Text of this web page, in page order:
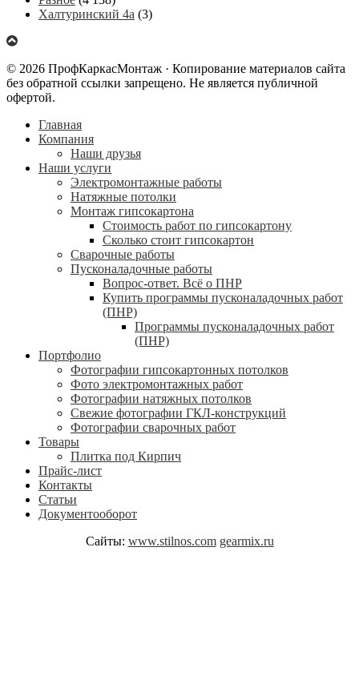
Халтуринский 4а (3)
© 2026 ПрофКаркасМонтаж · Копирование материалов сайта
без обратной ссылки запрещено. Не является публичной
офертой.
Главная
Компания
Наши друзья
Наши услуги
Электромонтажные работы
Натяжные потолки
Монтаж гипсокартона
Стоимость работ по гипсокартону
Сколько стоит гипсокартон
Сварочные работы
Пусконаладочные работы
Вопрос-ответ. Всё о ПНР
Купить программы пусконаладочных работ
(ПНР)
Программы пусконаладочных работ
(ПНР)
Портфолио
Фотографии гипсокартонных потолков
Фото электромонтажных работ
Фотографии натяжных потолков
Свежие фотографии ГКЛ-конструкций
Фотографии сварочных работ
Товары
Плитка под Кирпич
Прайс-лист
Контакты
Статьи
Документооборот
Сайты: www.stilnos.com gearmix.ru